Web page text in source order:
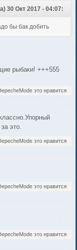
30 Окт 2017 - 04:07:
бы бак добить
рыбаки! +++555
это нравится
это.
это нравится
это нравится
это нравится